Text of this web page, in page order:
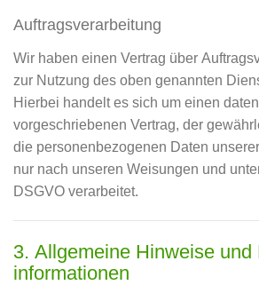
Auftragsverarbeitung
Wir haben einen Vertrag über
zur Nutzung des oben genannten
Hierbei handelt es sich um einen
vorgeschriebenen Vertrag, der
die personenbezogenen Daten
nur nach unseren Weisungen und
DSGVO verarbeitet.
3. Allgemeine Hinweise
informationen